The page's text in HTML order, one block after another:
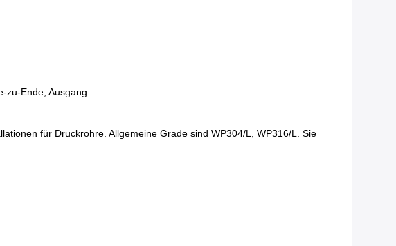
Ende, Ausgang.
für Druckrohre. Allgemeine Grade sind WP304/L, WP316/L. Sie